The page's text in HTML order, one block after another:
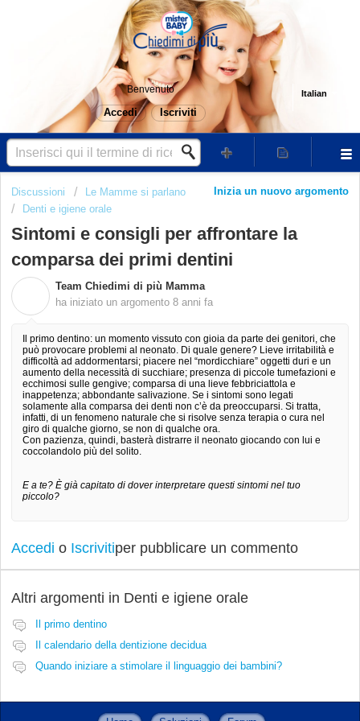
Italian
Benvenuto
Accedi Iscriviti
Inizia un nuovo argomento
Discussioni
Le Mamme si parlano
Denti e igiene orale
Sintomi e consigli per affrontare la
comparsa dei primi dentini
Team Chiedimi di più Mamma
ha iniziato un argomento 8 anni fa
Il primo dentino: un momento vissuto con gioia da parte dei genitori, che
può provocare problemi al neonato. Di quale genere? Lieve irritabilità e
difficoltà ad addormentarsi; piacere nel “mordicchiare” oggetti duri e un
aumento della necessità di succhiare; presenza di piccole tumefazioni e
ecchimosi sulle gengive; comparsa di una lieve febbriciattola e
inappetenza; abbondante salivazione. Se i sintomi sono legati
solamente alla comparsa dei denti non c’è da preoccuparsi. Si tratta,
infatti, di un fenomeno naturale che si risolve senza terapia o cura nel
giro di qualche giorno, se non di qualche ora.
Con pazienza, quindi, basterà distrarre il neonato giocando con lui e
coccolandolo più del solito.
E a te? È già capitato di dover interpretare questi sintomi nel tuo
piccolo?
Accedi o Iscrivitiper pubblicare un commento
Altri argomenti in Denti e igiene orale
Il primo dentino
Il calendario della dentizione decidua
Quando iniziare a stimolare il linguaggio dei bambini?